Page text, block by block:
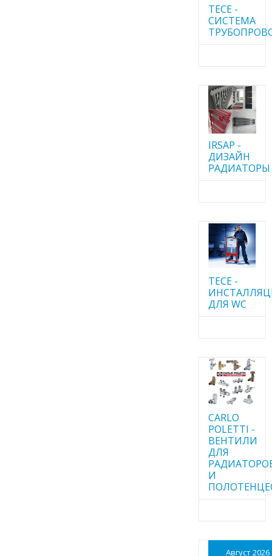
TECE -
CИСТЕМА
IRSAP -
ДИЗАЙН
РАДИАТОРЫ
TECE -
ДЛЯ WC
CARLO
POLETTI -
ВЕНТИЛИ
ДЛЯ
И
Август 2026